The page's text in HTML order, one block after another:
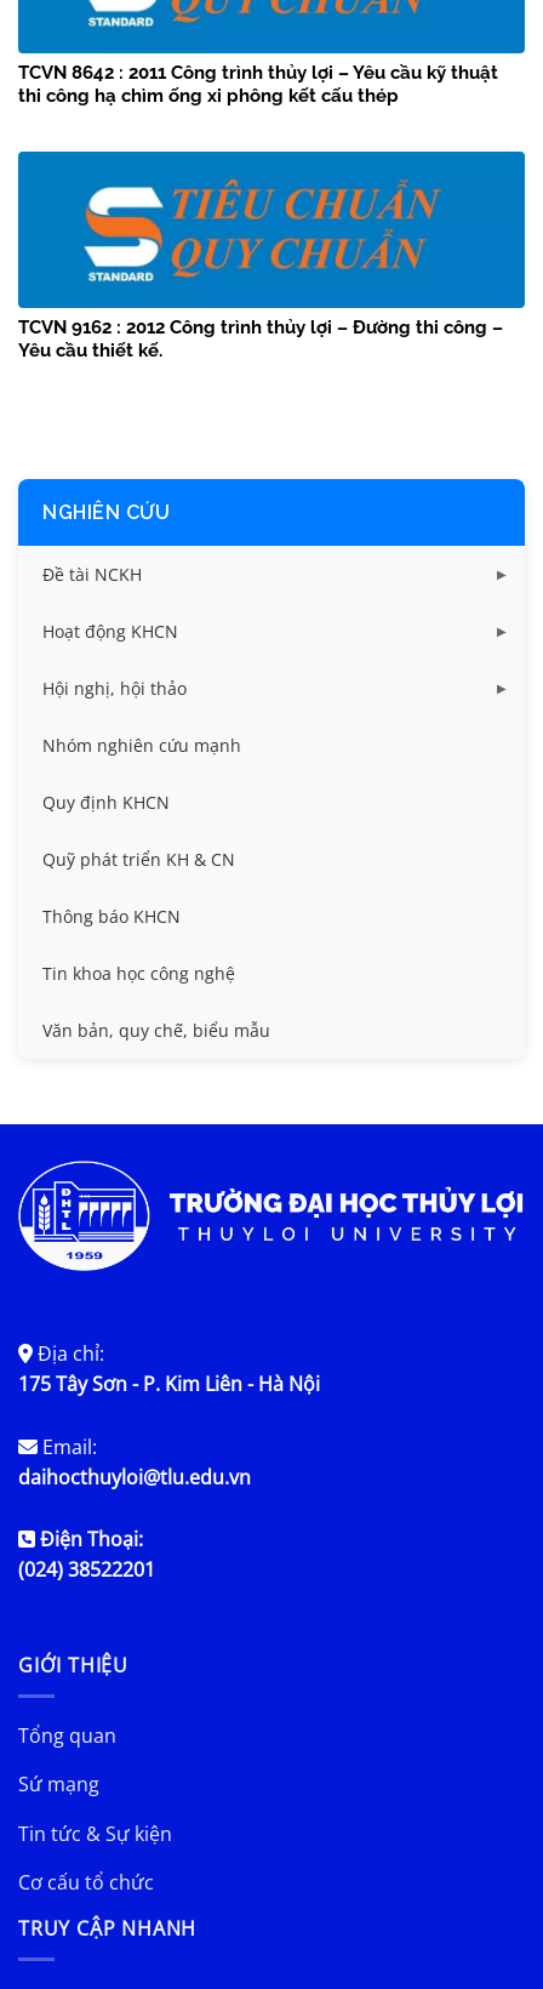
TCVN 8642 : 2011 Công trình thủy lợi – Yêu cầu kỹ thuật
thi công hạ chìm ống xi phông kết cấu thép
TCVN 9162 : 2012 Công trình thủy lợi – Đường thi công –
Yêu cầu thiết kế.
NGHIÊN CỨU
Đề tài NCKH
Dữ liệu Đề tài cấp Bộ
Dữ liệu Đề tài cấp Cơ sở
Hoạt động KHCN
Công bố khoa học
Đề tài cấp Bộ, Thành phố
Hội nghị, hội thảo
Hội nghị khoa học thường niên
Hội nghị Khoa học sinh viên
Hội nghị quốc tế và hội nghị khác
Nhóm nghiên cứu mạnh
Quy định KHCN
Quỹ phát triển KH & CN
Thông báo KHCN
Tin khoa học công nghệ
Văn bản, quy chế, biểu mẫu
Địa chỉ:
175 Tây Sơn - P. Kim Liên - Hà Nội
Email:
daihocthuyloi@tlu.edu.vn
Điện Thoại:
(024) 38522201
GIỚI THIỆU
Tổng quan
Sứ mạng
Tin tức & Sự kiện
Cơ cấu tổ chức
TRUY CẬP NHANH